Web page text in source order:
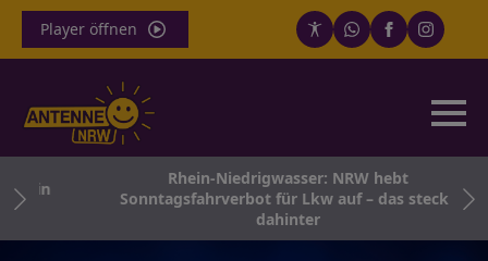
Player öffnen
in
Rhein-Niedrigwasser: NRW hebt
Sonntagsfahrverbot für Lkw auf – das steckt
dahinter